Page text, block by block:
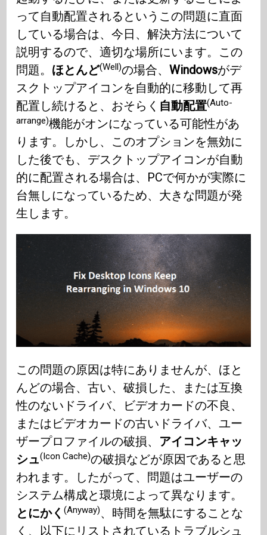
って自動配置されるというこの問題に直面
している場合は、今日、解決方法について
説明するので、適切な場所にいます。この
問題。 ほとんど(Well)の場合、Windowsがデ
スクトップアイコンを自動的に移動して再
配置し続けると、おそらく 自動配置(Auto-
arrange)機能がオンになっている可能性があ
ります。しかし、このオプションを無効に
した後でも、デスクトップアイコンが自動
的に配置される場合は、PCで何かが実際に
台無しになっているため、大きな問題が発
生します。
この問題の原因は特にありませんが、ほと
んどの場合、古い、破損した、または互換
性のないドライバ、ビデオカードの不良、
またはビデオカードの古いドライバ、ユー
ザープロファイルの破損、 アイコンキャッ
シュ(Icon Cache)の破損などが原因であると思
われます。したがって、問題はユーザーの
システム構成と環境によって異なります。
とにかく(Anyway)、時間を無駄にすることな
く、以下にリストされているトラブルシュ